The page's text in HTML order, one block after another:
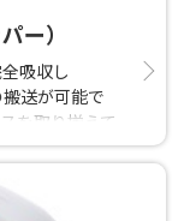
ー）
吸収し
送が可能で
を取り揃えて
が可能です。
式によっては